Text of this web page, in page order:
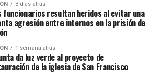
3 días atrás
funcionarios resultan heridos al evitar una
agresión entre internos en la prisión de
1 semana atrás
da luz verde al proyecto de
de la iglesia de San Francisco